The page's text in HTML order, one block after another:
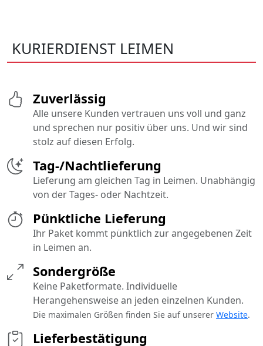
KURIERDIENST LEIMEN
Pünktliche Lieferung
Ihr Paket kommt pünktlich zur angegebenen Zeit
in Leimen an.
Tag-/Nachtlieferung
Lieferung am gleichen Tag in Leimen. Unabhängig
von der Tages- oder Nachtzeit.
Sondergröße
Keine Paketformate. Individuelle
Herangehensweise an jeden einzelnen Kunden.
Die maximalen Größen finden Sie auf unserer Website.
Lieferbestätigung
Zuverlässig
Alle unsere Kunden vertrauen uns voll und ganz
und sprechen nur positiv über uns. Und wir sind
stolz auf diesen Erfolg.